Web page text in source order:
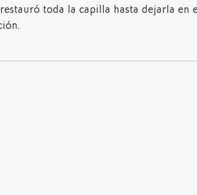
toda la capilla hasta dejarla en